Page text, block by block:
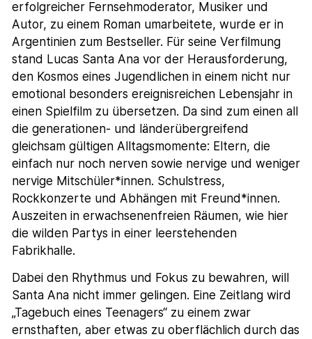
erfolgreicher Fernsehmoderator, Musiker und
Autor, zu einem Roman umarbeitete, wurde er in
Argentinien zum Bestseller. Für seine Verfilmung
stand Lucas Santa Ana vor der Herausforderung,
den Kosmos eines Jugendlichen in einem nicht nur
emotional besonders ereignisreichen Lebensjahr in
einen Spielfilm zu übersetzen. Da sind zum einen all
die generationen- und länderübergreifend
gleichsam gültigen Alltagsmomente: Eltern, die
einfach nur noch nerven sowie nervige und weniger
nervige Mitschüler*innen. Schulstress,
Rockkonzerte und Abhängen mit Freund*innen.
Auszeiten in erwachsenenfreien Räumen, wie hier
die wilden Partys in einer leerstehenden
Fabrikhalle.
Dabei den Rhythmus und Fokus zu bewahren, will
Santa Ana nicht immer gelingen. Eine Zeitlang wird
„Tagebuch eines Teenagers“ zu einem zwar
ernsthaften, aber etwas zu oberflächlich durch das